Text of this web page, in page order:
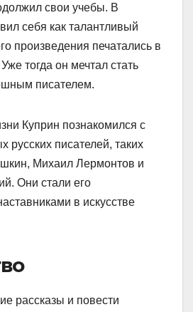
свои учебы. В
себя как талантливый
произведения печатались в
тогда он мечтал стать
писателем.
Куприн познакомился с
русских писателей, таких
Михаил Лермонтов и
Они стали его
в искусстве
рассказы и повести